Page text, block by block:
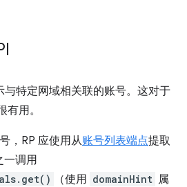
与特定网域相关联的账号。这对于
用。
，RP 应使用从账号列表端点提取
一调用
（使用 domainHint 属